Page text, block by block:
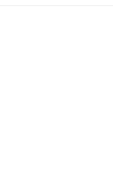
Kompatibilis öblítőgombok